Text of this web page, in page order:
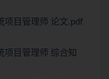
项目管理师 论文.pdf
目管理师 综合知